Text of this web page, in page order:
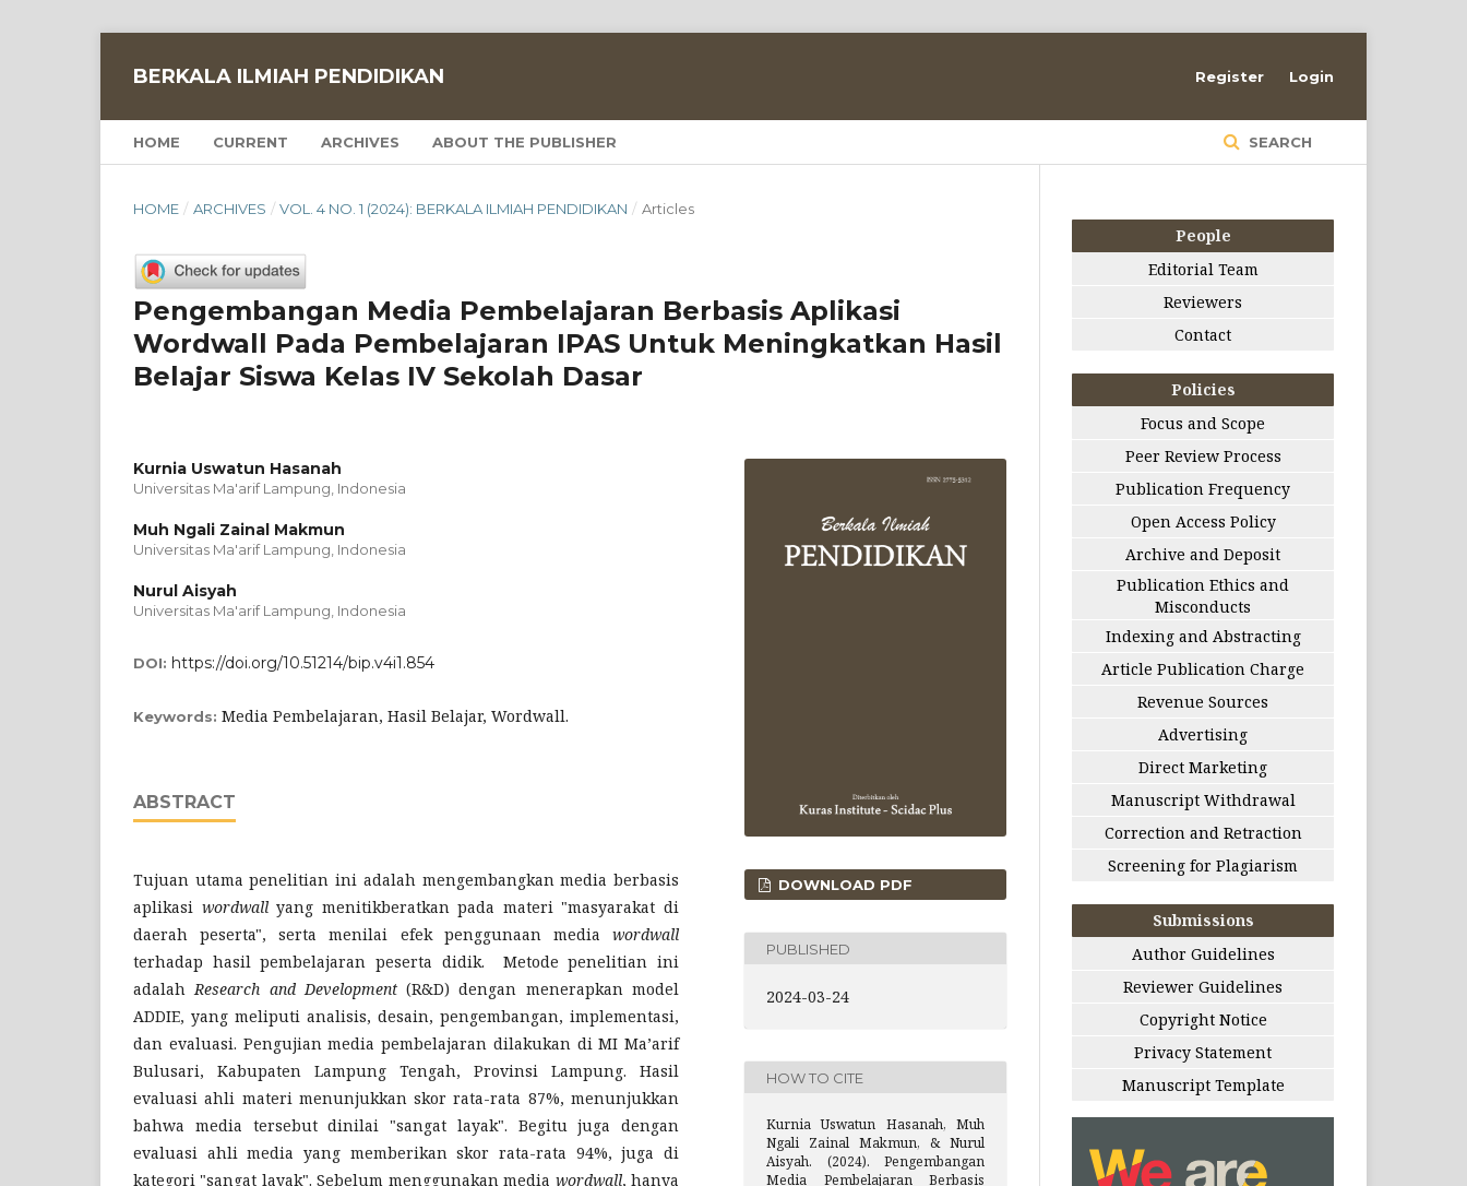
BERKALA ILMIAH PENDIDIKAN
HOME CURRENT ARCHIVES ABOUT THE PUBLISHER SEARCH
Register Login
HOME / ARCHIVES / VOL. 4 NO. 1 (2024): BERKALA ILMIAH PENDIDIKAN / Articles
Pengembangan Media Pembelajaran Berbasis Aplikasi
Wordwall Pada Pembelajaran IPAS Untuk Meningkatkan Hasil
Belajar Siswa Kelas IV Sekolah Dasar
Kurnia Uswatun Hasanah
Universitas Ma'arif Lampung, Indonesia
Muh Ngali Zainal Makmun
Universitas Ma'arif Lampung, Indonesia
Nurul Aisyah
Universitas Ma'arif Lampung, Indonesia
DOI: https://doi.org/10.51214/bip.v4i1.854
Keywords: Media Pembelajaran, Hasil Belajar, Wordwall.
ABSTRACT
Tujuan utama penelitian ini adalah mengembangkan media berbasis
aplikasi wordwallyang menitikberatkan pada materi "masyarakat di
daerah peserta", serta menilai efek penggunaan media wordwall
terhadap hasil pembelajaran peserta didik. Metode penelitian ini
adalah Research and Development(R&D) dengan menerapkan model
ADDIE, yang meliputi analisis, desain, pengembangan, implementasi,
dan evaluasi. Pengujian media pembelajaran dilakukan di MI Ma’arif
Bulusari, Kabupaten Lampung Tengah, Provinsi Lampung. Hasil
evaluasi ahli materi menunjukkan skor rata-rata 87%, menunjukkan
bahwa media tersebut dinilai "sangat layak". Begitu juga dengan
evaluasi ahli media yang memberikan skor rata-rata 94%, juga di
kategori "sangat layak". Sebelum menggunakan media wordwall, hanya
DOWNLOAD PDF
PUBLISHED
2024-03-24
HOW TO CITE
Kurnia Uswatun Hasanah, Muh
Ngali Zainal Makmun, & Nurul
Aisyah. (2024). Pengembangan
Media Pembelajaran Berbasis
People
Editorial Team
Reviewers
Contact
Policies
Focus and Scope
Peer Review Process
Publication Frequency
Open Access Policy
Archive and Deposit
Publication Ethics and
Misconducts
Indexing and Abstracting
Article Publication Charge
Revenue Sources
Advertising
Direct Marketing
Manuscript Withdrawal
Correction and Retraction
Screening for Plagiarism
Submissions
Author Guidelines
Reviewer Guidelines
Copyright Notice
Privacy Statement
Manuscript Template